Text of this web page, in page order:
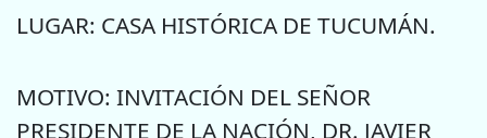
LUGAR: CASA HISTÓRICA DE TUCUMÁN.
MOTIVO: INVITACIÓN DEL SEÑOR
PRESIDENTE DE LA NACIÓN, DR. JAVIER